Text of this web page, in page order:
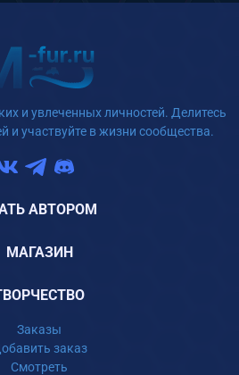
и увлеченных личностей. Делитесь
и участвуйте в жизни сообщества.
АВТОРОМ
МАГАЗИН
Заказы
заказ
Смотреть